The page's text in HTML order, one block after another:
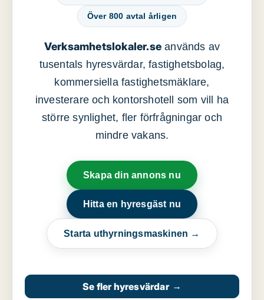
Över 800 avtal årligen
Verksamhetslokaler.se används av
tusentals hyresvärdar, fastighetsbolag,
kommersiella fastighetsmäklare,
investerare och kontorshotell som vill ha
större synlighet, fler förfrågningar och
mindre vakans.
Skapa din annons nu
Hitta en hyresgäst nu
Starta uthyrningsmaskinen →
Se fler hyresvärdar →